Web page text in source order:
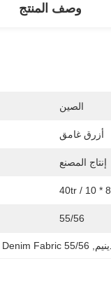
وصف المنتج
الصين
أزرق غامق
إنتاج المصنع
8 * 10 / 40tr
55/56
55/56 Width Repreve Denim Fabric